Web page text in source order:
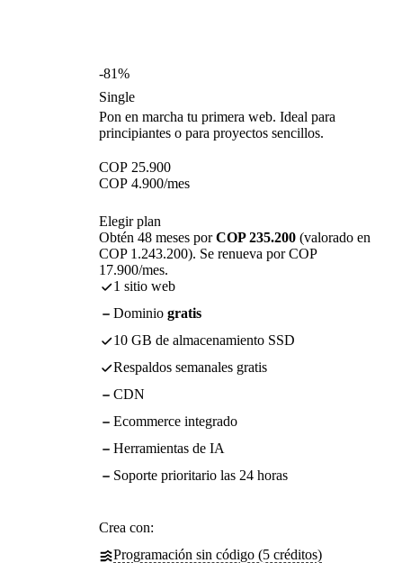
-81%
Single
Pon en marcha tu primera web. Ideal para
principiantes o para proyectos sencillos.
COP 25.900
COP 4.900/mes
Elegir plan
Obtén 48 meses porCOP 235.200 (valorado en
COP 1.243.200). Se renueva por COP
17.900/mes.
1 sitio web
Dominio gratis
10 GB de almacenamiento SSD
Respaldos semanales gratis
CDN
Ecommerce integrado
Herramientas de IA
Soporte prioritario las 24 horas
Crea con:
Programación sin código (5 créditos)